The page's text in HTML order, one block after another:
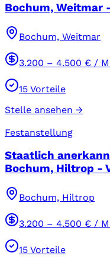
Bochum, Weitmar
Bochum, Weitmar
3.200 – 4.500 € /
15 Vorteile
Stelle ansehen →
Festanstellung
Staatlich
Bochum, Hiltrop -
Bochum, Hiltrop
3.200 – 4.500 € /
15 Vorteile